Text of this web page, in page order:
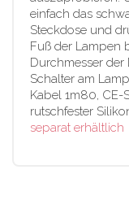
einfach das
Steckdose und
Fuß der Lampen
Durchmesser
Schalter am
Kabel 1m80, CE-
rutschfester
separat erhältlich